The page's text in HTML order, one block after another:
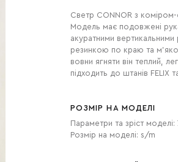
Светр CONNOR з
Модель має подовжені
акуратними
резинкою по краю та
вовни ягняти він теплий,
підходить до штанів FELIX
РОЗМІР НА МОДЕЛІ
Параметри та зріст
Розмір на моделі: s/m